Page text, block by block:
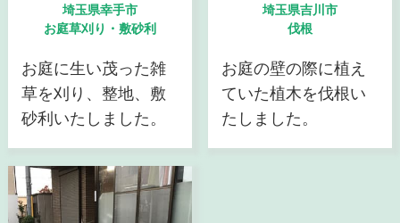
埼玉県幸手市
お庭草刈り・敷砂利
お庭に生い茂った雑
草を刈り、整地、敷
砂利いたしました。
埼玉県吉川市
伐根
お庭の壁の際に植え
ていた植木を伐根い
たしました。